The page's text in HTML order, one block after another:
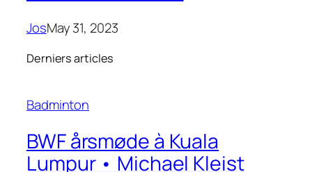
JosMay 31, 2023
Derniers articles
Badminton
BWF årsmøde à Kuala
Lumpur • Michael Kleist